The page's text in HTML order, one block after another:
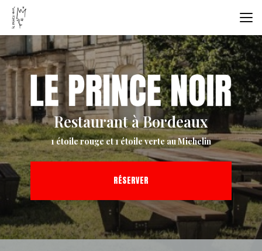
Aller
contenu
principal
Restaurant à Bordeaux
1 étoile rouge et 1 étoile verte au Michelin
RÉSERVER